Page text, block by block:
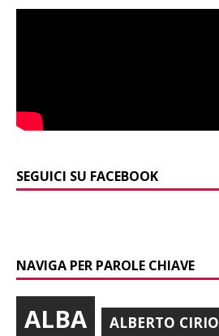
SEGUICI SU FACEBOOK
NAVIGA PER PAROLE CHIAVE
ALBA ALBERTO CIRIO